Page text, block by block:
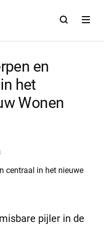
Open Open
en
het
Wonen
pijler in de